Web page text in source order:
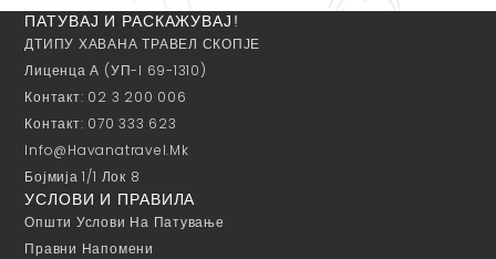
ПАТУВАЈ И РАСКАЖУВАЈ!
ДТИПУ ХАВАНА ТРАВЕЛ СКОПЈЕ
Лиценца А (УП-I 69-1310)
Контакт: 02 3 200 006
Контакт: 070 333 623
Info@havanatravel.mk
Бојмија 1/1 Лок 8
УСЛОВИ И ПРАВИЛА
Општи Услови На Патување
Правни Напомени